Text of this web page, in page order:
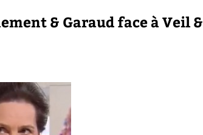
& Garaud face à Veil &